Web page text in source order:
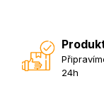
24h